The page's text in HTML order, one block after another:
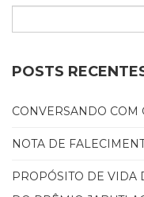
Públicas
Comunicação
(31)
Espiritualidade,
(63)
Saúde
POSTS
CONVERSANDO COM
NOTA DE
PROPÓSITO DE VIDA